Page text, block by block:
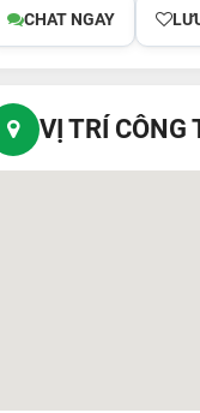
CHAT NGAY
VỊ TRÍ CÔNG